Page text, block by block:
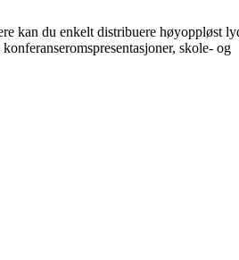
kan du enkelt distribuere høyoppløst
skole- og